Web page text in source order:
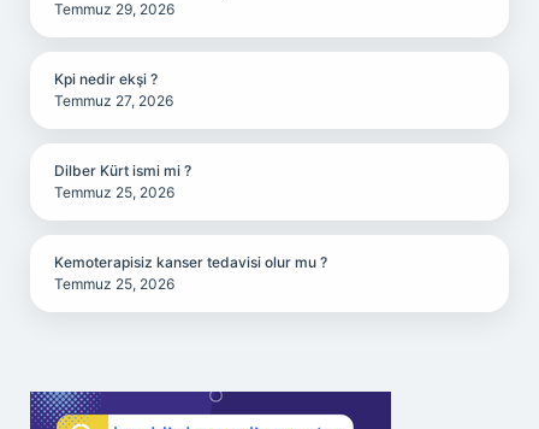
Temmuz 29, 2026
Kpi nedir ekşi ?
Temmuz 27, 2026
Dilber Kürt ismi mi ?
Temmuz 25, 2026
Kemoterapisiz kanser tedavisi olur mu ?
Temmuz 25, 2026